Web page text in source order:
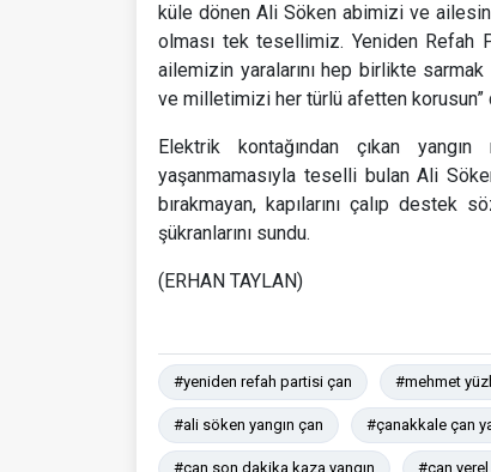
küle dönen Ali Söken abimizi ve ailesini
olması tek tesellimiz. Yeniden Refah
ailemizin yaralarını hep birlikte
ve milletimizi her türlü afetten korusun”
Elektrik kontağından çıkan
yaşanmamasıyla teselli bulan Ali
bırakmayan, kapılarını çalıp
şükranlarını sundu.
(ERHAN TAYLAN)
#yeniden refah partisi çan #mehmet
#ali söken yangın çan #çanakkale çan
#çan son dakika kaza yangın #çan